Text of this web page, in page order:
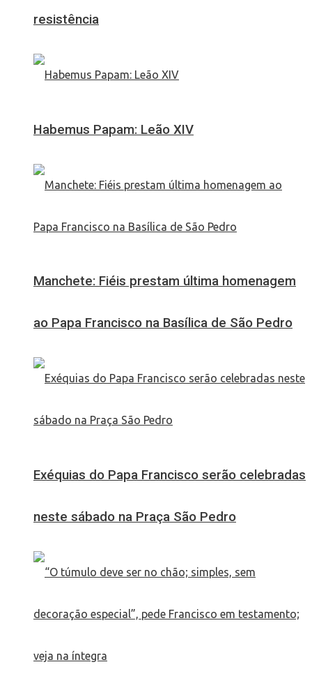
resistência
Habemus Papam: Leão XIV
Manchete: Fiéis prestam última homenagem
ao Papa Francisco na Basílica de São Pedro
Exéquias do Papa Francisco serão celebradas
neste sábado na Praça São Pedro